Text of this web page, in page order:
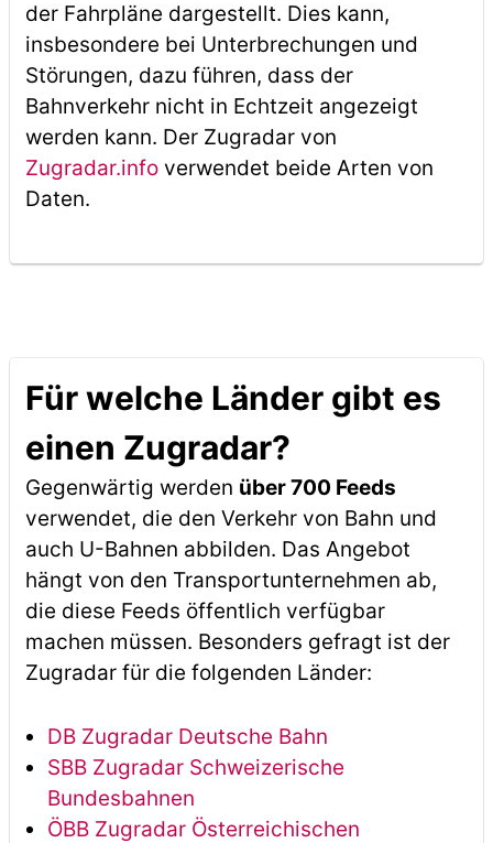
der Fahrpläne dargestellt. Dies kann,
insbesondere bei Unterbrechungen und
Störungen, dazu führen, dass der
Bahnverkehr nicht in Echtzeit angezeigt
werden kann. Der Zugradar von
Zugradar.infoverwendet beide Arten von
Daten.
Für welche Länder gibt es
einen Zugradar?
Gegenwärtig werden über 700 Feeds
verwendet, die den Verkehr von Bahn und
auch U-Bahnen abbilden. Das Angebot
hängt von den Transportunternehmen ab,
die diese Feeds öffentlich verfügbar
machen müssen. Besonders gefragt ist der
Zugradar für die folgenden Länder:
DB Zugradar Deutsche Bahn
SBB Zugradar Schweizerische
Bundesbahnen
ÖBB Zugradar Österreichischen